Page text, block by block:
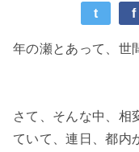
t f
年の瀬とあって、世
さて、そんな中、相
ていて、連日、都内